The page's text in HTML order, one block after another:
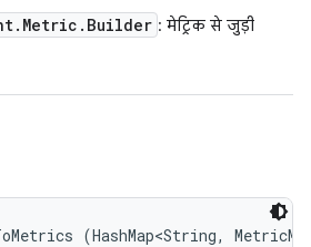
. Metric . Builder : मेट्रिक से जुड़ी
(HashMap<String,